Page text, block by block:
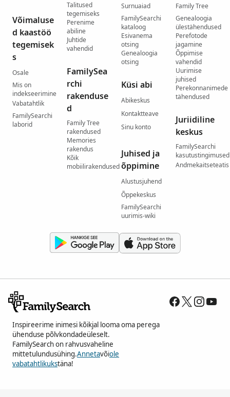
Võimaluse
d kaastöö
tegemisek
s
Osale
Mis on
indekseerimine
Vabatahtlik
FamilySearchi
laborid
Talitused
tegemiseks
Perenime
abiline
Juhtide
vahendid
FamilySea
rchi
rakenduse
d
Family Tree
rakendused
Memories
rakendus
Kõik
mobiilirakendused
Surnuaiad
FamilySearchi
kataloog
Esivanema
otsing
Genealoogia
otsing
Küsi abi
Abikeskus
Kontaktteave
Sinu konto
Juhised ja
õppimine
Alustusjuhend
Õppekeskus
FamilySearchi
uurimis-wiki
Family Tree
Genealoogia
ülestähendused
Perefotode
jagamine
Õppimise
vahendid
Uurimise
juhised
Perekonnanimede
tähendused
Juriidiline
keskus
FamilySearchi
kasutustingimused
Andmekaitseteatis
Inspireerime inimesi kõikjal looma oma perega
ühenduse põlvkondadeüleselt.
FamilySearch on rahvusvaheline
mittetulundusühing.Annetavõiole
vabatahtlikukstäna!